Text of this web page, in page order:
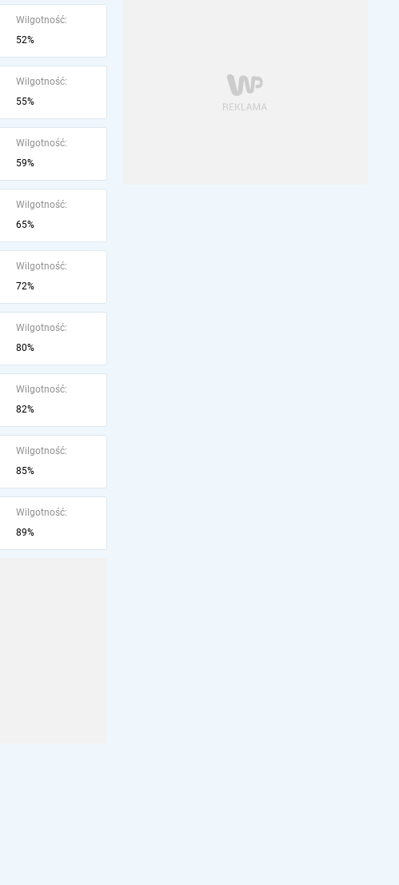
Wilgotność:
52%
Wilgotność:
55%
Wilgotność:
59%
Wilgotność:
65%
Wilgotność:
72%
Wilgotność:
80%
Wilgotność:
82%
Wilgotność:
85%
Wilgotność:
89%